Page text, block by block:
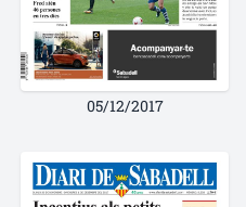
05/12/2017